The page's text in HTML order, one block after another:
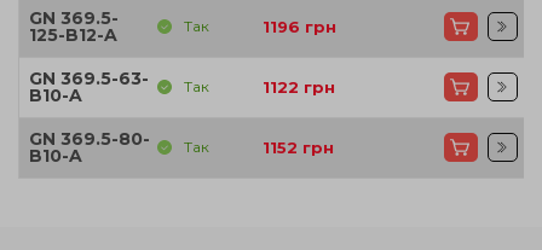
GN 369.5-
125-B12-A Так 1196 грн
GN 369.5-63-
B10-A Так 1122 грн
GN 369.5-80-
B10-A Так 1152 грн